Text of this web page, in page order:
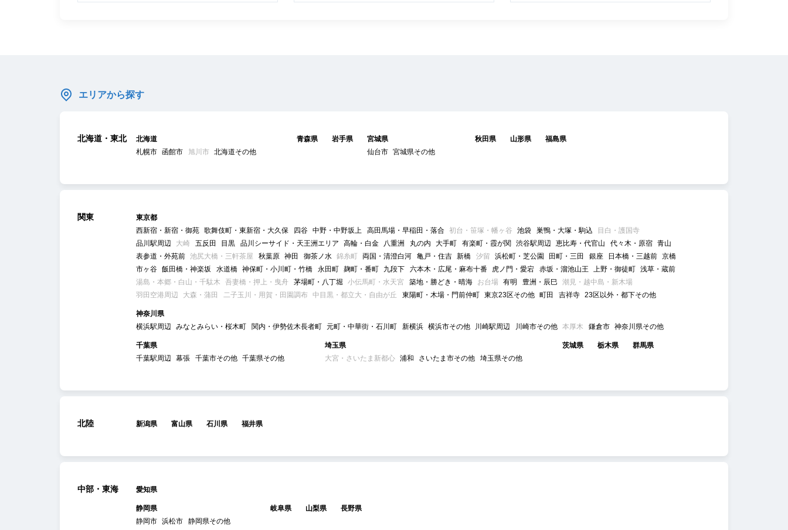
エリアから探す
北海道・東北
北海道
札幌市 函館市 旭川市 北海道その他
青森県 岩手県
宮城県
仙台市
宮城県その他
秋田県 山形県 福島県
関東
東京都
西新宿・新宿・御苑 歌舞伎町・東新宿・大久保 四谷 中野・中野坂上 高田馬場・早稲田・落合 初台・笹塚・幡ヶ谷 池袋 巣鴨・大塚・駒込
目白・護国寺
品川駅周辺
大崎 五反田 目黒 品川シーサイド・天王洲エリア 高輪・白金 八重洲 丸の内 大手町 有楽町・霞が関 渋谷駅周辺 恵比寿・代官山 代々木・原宿 青山
表参道・外苑前 池尻大橋・三軒茶屋 秋葉原 神田 御茶ノ水 錦糸町 両国・清澄白河 亀戸・住吉 新橋 汐留 浜松町・芝公園 田町・三田 銀座 日本橋・三越前
京橋
市ヶ谷 飯田橋・神楽坂 水道橋 神保町・小川町・竹橋 永田町 麹町・番町 九段下 六本木・広尾・麻布十番 虎ノ門・愛宕 赤坂・溜池山王 上野・御徒町 浅草・蔵前
湯島・本郷・白山・千駄木
吾妻橋・押上・曳舟 茅場町・八丁堀 小伝馬町・水天宮 築地・勝どき・晴海 お台場 有明 豊洲・辰巳
潮見・越中島・新木場
羽田空港周辺
大森・蒲田 二子玉川・用賀・田園調布 中目黒・都立大・自由が丘 東陽町・木場・門前仲町 東京23区その他 町田 吉祥寺 23区以外・都下その他
神奈川県
横浜駅周辺
みなとみらい・桜木町 関内・伊勢佐木長者町 元町・中華街・石川町 新横浜 横浜市その他 川崎駅周辺 川崎市その他 本厚木 鎌倉市 神奈川県その他
千葉県
千葉駅周辺
幕張 千葉市その他 千葉県その他
埼玉県
大宮・さいたま新都心
浦和 さいたま市その他 埼玉県その他
茨城県 栃木県 群馬県
北陸 新潟県 富山県 石川県 福井県
中部・東海 愛知県
静岡県
静岡市 浜松市 静岡県その他
岐阜県 山梨県 長野県